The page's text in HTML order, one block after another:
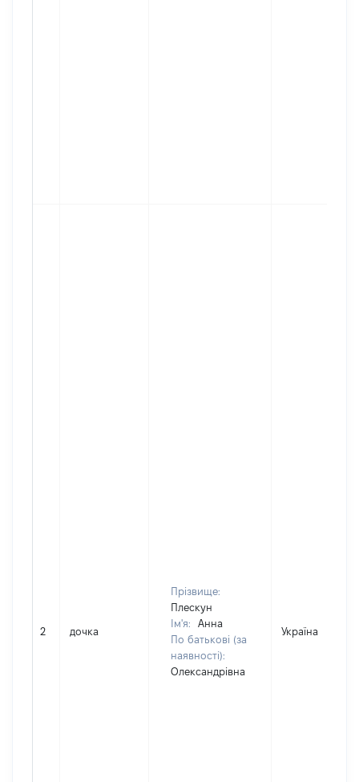
2 дочка
Прізвище:
Плескун
Ім'я:
Анна
По батькові (за
наявності):
Олександрівна
Україна